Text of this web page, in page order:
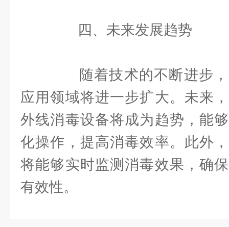
四、未来发展趋势
随着技术的不断进步，
应用领域将进一步扩大。未来
外线消毒设备将成为趋势，能
化操作，提高消毒效率。此外
将能够实时监测消毒效果，确
有效性。